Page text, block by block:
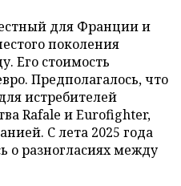
для Франции и
поколения
Его стоимость
Предполагалось, что
истребителей
Rafale и Eurofighter,
С лета 2025 года
о разногласиях между